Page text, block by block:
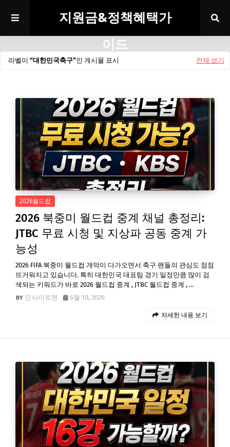
지원금&정책혜택가
이드
라벨이 대한민국축구 인 게시물 표시 전체 보기
2026월드컵
2026 북중미 월드컵 중계 채널 총정리:
JTBC 무료 시청 및 지상파 공동 중계 가
능성
2026 FIFA 북중미 월드컵 개막이 다가오면서 축구 팬들의 관심도 점점
뜨거워지고 있습니다. 특히 대한민국 대표팀 경기 일정만큼 많이 검
색되는 키워드가 바로 2026 월드컵 중계 , JTBC 월드컵 중계 , …
인사이트맨
6월 10, 2026
자세한 내용 보기